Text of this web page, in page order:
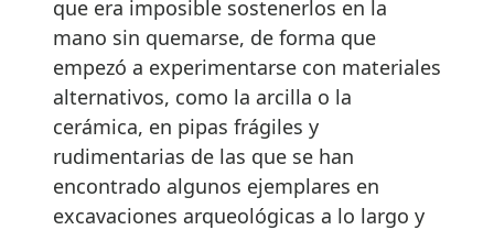
que era imposible sostenerlos en la
mano sin quemarse, de forma que
empezó a experimentarse con materiales
alternativos, como la arcilla o la
cerámica, en pipas frágiles y
rudimentarias de las que se han
encontrado algunos ejemplares en
excavaciones arqueológicas a lo largo y